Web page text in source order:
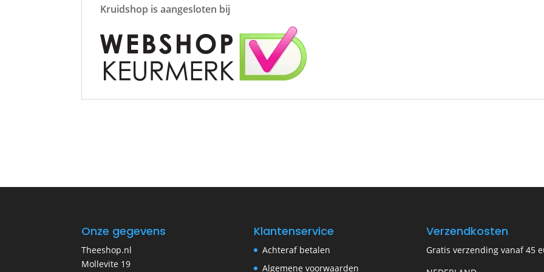
Kruidshop is aangesloten bij
Onze gegevens
Theeshop.nl
Mollevite 19
Klantenservice
Achteraf betalen
Algemene voorwaarden
Verzendkosten
Gratis verzending vanaf 45